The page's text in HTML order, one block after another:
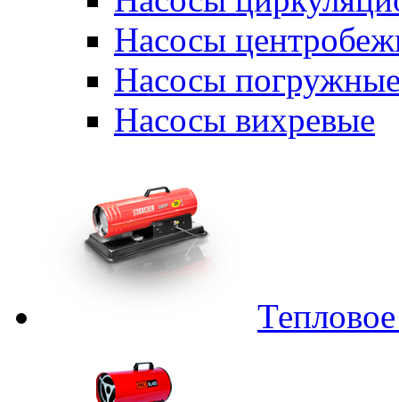
Насосы
Насосы
Насосы вихревые